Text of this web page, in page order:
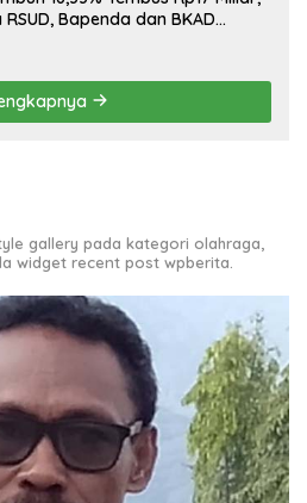
Bapenda dan BKAD
gallery pada kategori olahraga,
widget recent post wpberita.